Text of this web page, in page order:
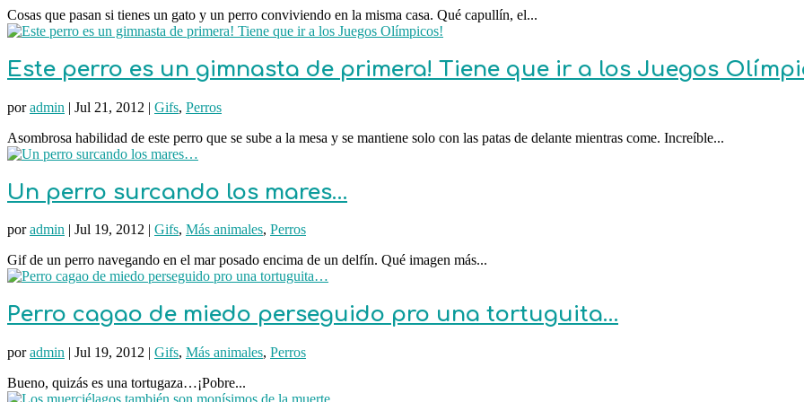
Cosas que pasan si tienes un gato y un perro conviviendo en la misma casa. Qué capullín, el...
Este perro es un gimnasta de primera! Tiene que ir a los Juegos
poradmin | Jul 21, 2012 | Gifs, Perros
Asombrosa habilidad de este perro que se sube a la mesa y se mantiene solo con las patas de delante mientras come. Increíble...
Un perro surcando los mares…
poradmin | Jul 19, 2012 | Gifs, Más animales, Perros
Gif de un perro navegando en el mar posado encima de un delfín. Qué imagen más...
Perro cagao de miedo perseguido pro una tortuguita…
poradmin | Jul 19, 2012 | Gifs, Más animales, Perros
Bueno, quizás es una tortugaza…¡Pobre...